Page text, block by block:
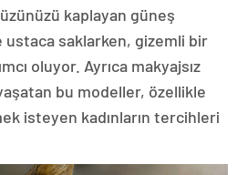
kaplayan güneş
saklarken, gizemli bir
oluyor. Ayrıca makyajsız
bu modeller, özellikle
isteyen kadınların tercihleri